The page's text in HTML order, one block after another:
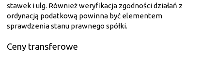
stawek i ulg. Również weryfikacja zgodności działań z
ordynacją podatkową powinna być elementem
sprawdzenia stanu prawnego spółki.
Ceny transferowe